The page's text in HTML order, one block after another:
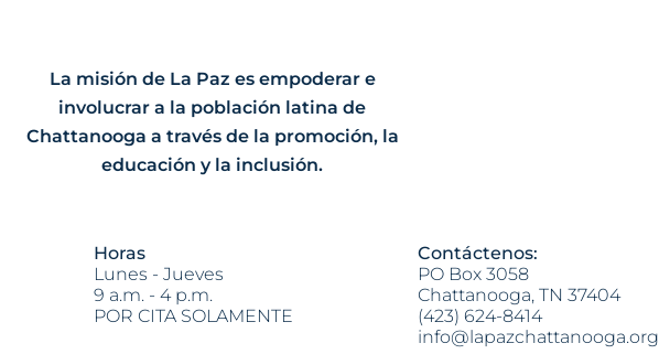
La misión de La Paz es empoderar e
involucrar a la población latina de
Chattanooga a través de la promoción, la
educación y la inclusión.
Horas
Lunes - Jueves
9 a.m. - 4 p.m.
POR CITA SOLAMENTE
Contáctenos:
PO Box 3058
Chattanooga, TN 37404
(423) 624-8414
info@lapazchattanooga.org